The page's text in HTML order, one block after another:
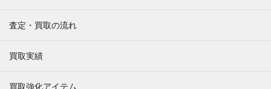
査定・買取の流れ
買取実績
買取強化アイテム